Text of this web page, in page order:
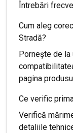
Întrebări
Cum aleg
Stradă?
Pornește de
pagina
Ce verific
Verifică
detaliile